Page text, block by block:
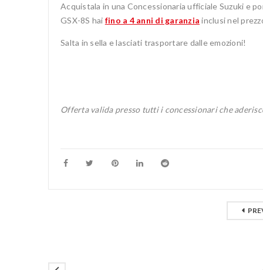
Acquistala in una Concessionaria ufficiale Suzuki e
GSX-8S hai fino a 4 anni di garanzia inclusi nel
Salta in sella e lasciati trasportare dalle emozioni!
Offerta valida presso tutti i concessionari che